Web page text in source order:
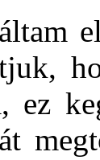
ez